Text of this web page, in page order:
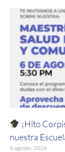
¡Hito
nuestra
6 agosto, 2026